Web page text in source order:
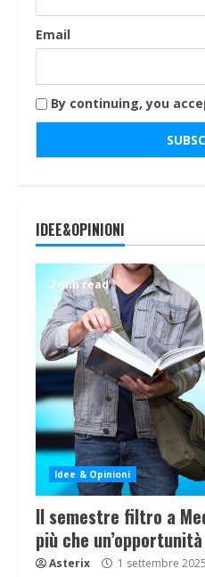
Email
By continuing, you
IDEE&OPINIONI
2 min read
Idee & Opinioni
Il semestre filtro a
più che un’opportunità
Asterix 1 settembre 2025